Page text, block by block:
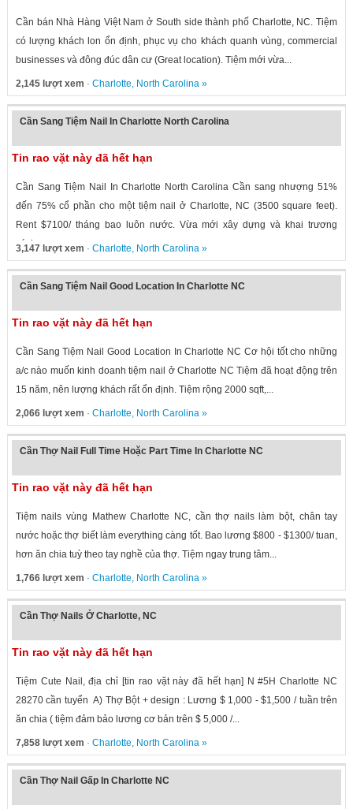
Cần bán Nhà Hàng Việt Nam ở South side thành phố Charlotte, NC. Tiệm
có lượng khách lon ổn định, phục vụ cho khách quanh vùng, commercial
businesses và đông đúc dân cư (Great location). Tiệm mới vừa...
2,145 lượt xem · Charlotte, North Carolina»
Cần Sang Tiệm Nail In Charlotte North Carolina
Tin rao vặt này đã hết hạn
Cần Sang Tiệm Nail In Charlotte North Carolina Cần sang nhượng 51%
đến 75% cổ phần cho một tiệm nail ở Charlotte, NC (3500 square feet).
Rent $7100/ tháng bao luôn nước. Vừa mới xây dựng và khai trương
cách...
3,147 lượt xem · Charlotte, North Carolina»
Cần Sang Tiệm Nail Good Location In Charlotte NC
Tin rao vặt này đã hết hạn
Cần Sang Tiệm Nail Good Location In Charlotte NC Cơ hội tốt cho những
a/c nào muốn kinh doanh tiệm nail ở Charlotte NC Tiệm đã hoạt động trên
15 năm, nên lượng khách rất ổn định. Tiệm rộng 2000 sqft,...
2,066 lượt xem · Charlotte, North Carolina»
Cần Thợ Nail Full Time Hoặc Part Time In Charlotte NC
Tin rao vặt này đã hết hạn
Tiệm nails vùng Mathew Charlotte NC, cần thợ nails làm bột, chân tay
nước hoặc thợ biết làm everything càng tốt. Bao lương $800 - $1300/ tuan,
hơn ăn chia tuỳ theo tay nghề của thợ. Tiệm ngay trung tâm...
1,766 lượt xem · Charlotte, North Carolina»
Cần Thợ Nails Ở Charlotte, NC
Tin rao vặt này đã hết hạn
Tiệm Cute Nail, địa chỉ [tin rao vặt này đã hết hạn] N #5H Charlotte NC
28270 cần tuyển A) Thợ Bột + design : Lương $ 1,000 - $1,500 / tuần trên
ăn chia ( tiệm đảm bảo lương cơ bản trên $ 5,000 /...
7,858 lượt xem · Charlotte, North Carolina»
Cần Thợ Nail Gấp In Charlotte NC